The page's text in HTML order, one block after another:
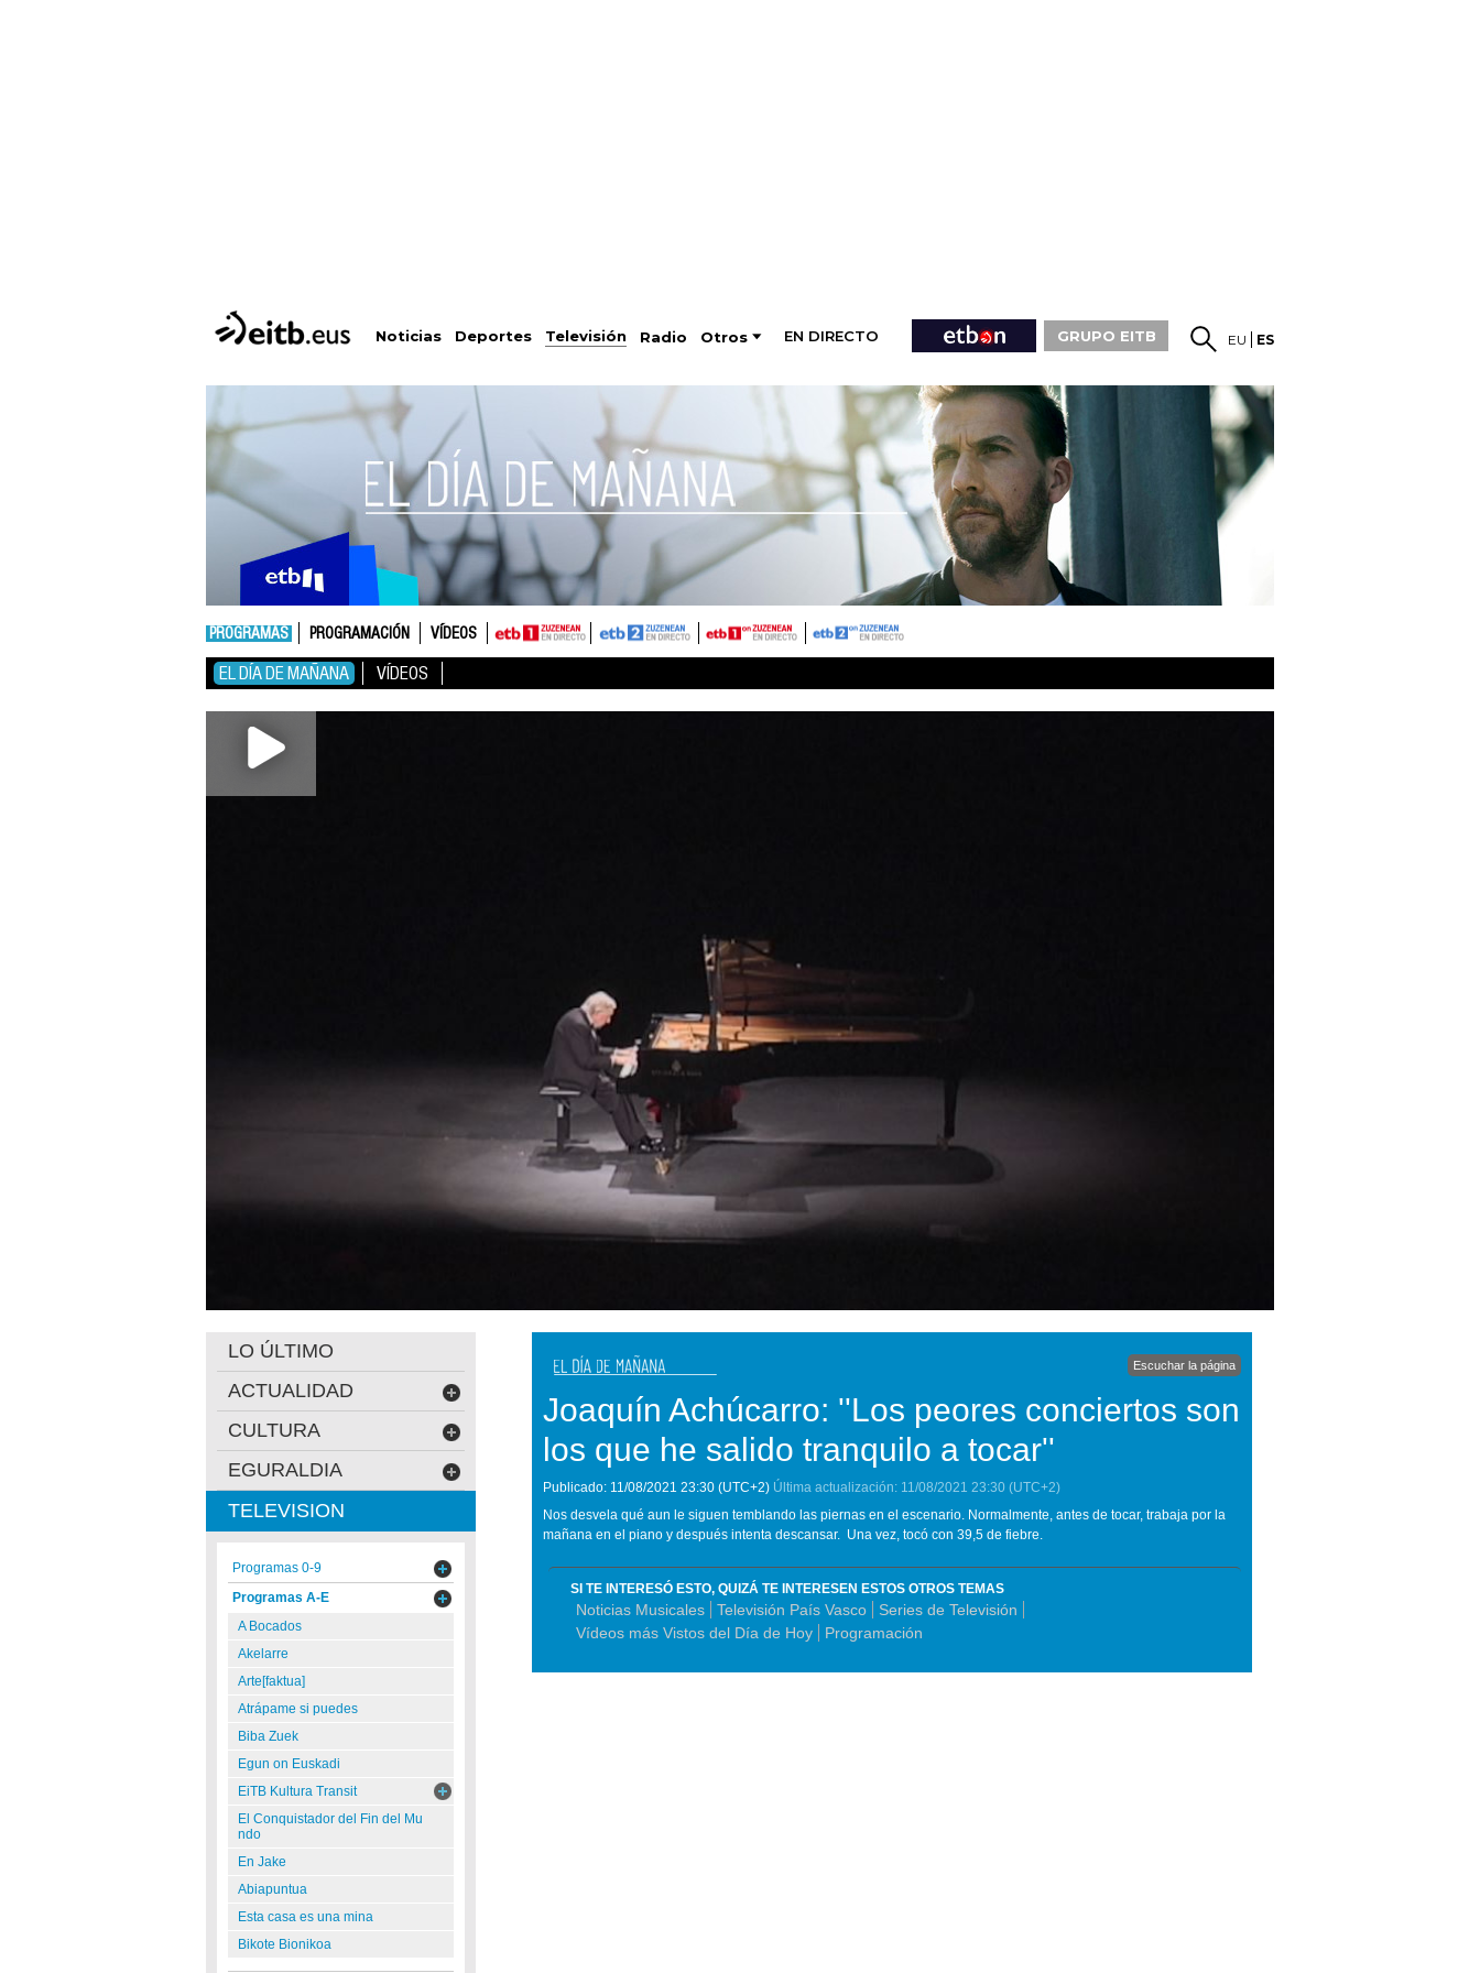
Noticias Deportes Televisión Radio Otros EN DIRECTO GRUPO EITB EU ES
PROGRAMAS PROGRAMACIÓN VÍDEOS
EL DÍA DE MAÑANA VÍDEOS
Escuchar la página
Joaquín Achúcarro: ''Los peores conciertos son
los que he salido tranquilo a tocar''
Publicado: 11/08/2021 23:30 (UTC+2) Última actualización: 11/08/2021 23:30 (UTC+2)
Nos desvela qué aun le siguen temblando las piernas en el escenario. Normalmente, antes de tocar, trabaja por la
mañana en el piano y después intenta descansar. Una vez, tocó con 39,5 de fiebre.
SI TE INTERESÓ ESTO, QUIZÁ TE INTERESEN ESTOS OTROS TEMAS
Noticias Musicales Televisión País Vasco
Series de Televisión
Vídeos más Vistos del Día de Hoy
Programación
LO ÚLTIMO
ACTUALIDAD
CULTURA
EGURALDIA
TELEVISION
Programas 0-9
Programas A-E
A Bocados
Akelarre
Arte[faktua]
Atrápame si puedes
Biba Zuek
Egun on Euskadi
EiTB Kultura Transit
El Conquistador del Fin del Mu
ndo
En Jake
Abiapuntua
Esta casa es una mina
Bikote Bionikoa